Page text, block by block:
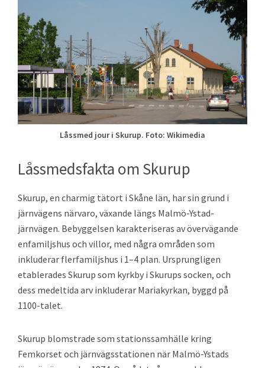
Låssmed jour i Skurup. Foto: Wikimedia
Låssmedsfakta om Skurup
Skurup, en charmig tätort i Skåne län, har sin grund i
järnvägens närvaro, växande längs Malmö-Ystad-
järnvägen. Bebyggelsen karakteriseras av övervägande
enfamiljshus och villor, med några områden som
inkluderar flerfamiljshus i 1–4 plan. Ursprungligen
etablerades Skurup som kyrkby i Skurups socken, och
dess medeltida arv inkluderar Mariakyrkan, byggd på
1100-talet.
Skurup blomstrade som stationssamhälle kring
Femkorset och järnvägsstationen när Malmö-Ystads